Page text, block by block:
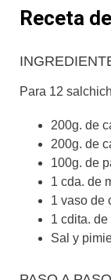
Receta
Para 12
200g. de
200g. de
100g. de
1 cda. de
1 vaso de
1 cdita.
Sal y